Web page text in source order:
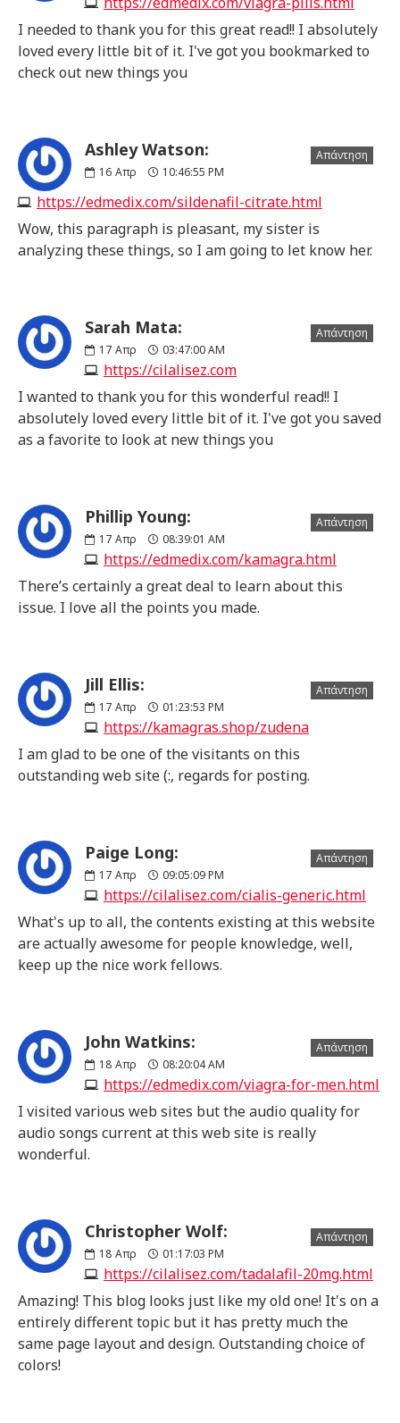
I needed to thank you for this great read!! I absolutely
loved every little bit of it. I've got you bookmarked to
check out new things you
Ashley Watson:
16 Απρ 10:46:55 PM
https://edmedix.com/sildenafil-citrate.html
Απάντηση
Wow, this paragraph is pleasant, my sister is
analyzing these things, so I am going to let know her.
Sarah Mata:
17 Απρ 03:47:00 AM
https://cilalisez.com
Απάντηση
I wanted to thank you for this wonderful read!! I
absolutely loved every little bit of it. I've got you saved
as a favorite to look at new things you
Phillip Young:
17 Απρ 08:39:01 AM
https://edmedix.com/kamagra.html
Απάντηση
There’s certainly a great deal to learn about this
issue. I love all the points you made.
Jill Ellis:
17 Απρ 01:23:53 PM
https://kamagras.shop/zudena
Απάντηση
I am glad to be one of the visitants on this
outstanding web site (:, regards for posting.
Paige Long:
17 Απρ 09:05:09 PM
https://cilalisez.com/cialis-generic.html
Απάντηση
What's up to all, the contents existing at this website
are actually awesome for people knowledge, well,
keep up the nice work fellows.
John Watkins:
18 Απρ 08:20:04 AM
https://edmedix.com/viagra-for-men.html
Απάντηση
I visited various web sites but the audio quality for
audio songs current at this web site is really
wonderful.
Christopher Wolf:
18 Απρ 01:17:03 PM
https://cilalisez.com/tadalafil-20mg.html
Απάντηση
Amazing! This blog looks just like my old one! It's on a
entirely different topic but it has pretty much the
same page layout and design. Outstanding choice of
colors!